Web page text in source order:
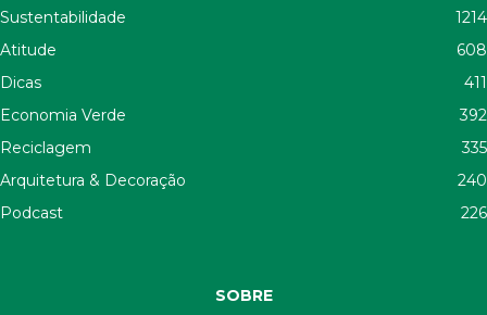
Sustentabilidade
1214
Atitude
608
Dicas
411
Economia Verde
392
Reciclagem
335
Arquitetura & Decoração
240
Podcast
226
SOBRE